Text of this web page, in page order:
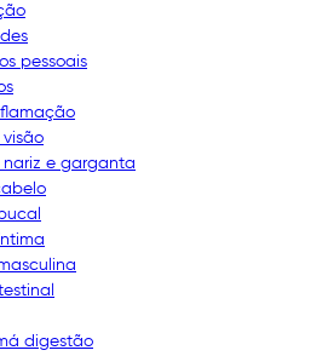
pessoais
visão
nariz e garganta
digestão